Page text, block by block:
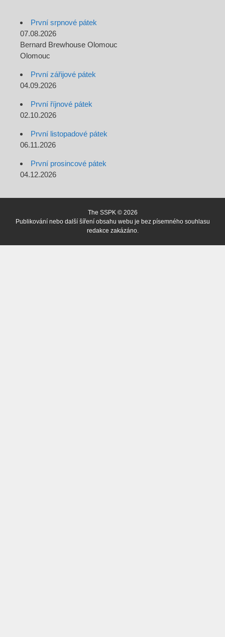
První srpnové pátek
07.08.2026
Bernard Brewhouse Olomouc
Olomouc
První zářijové pátek
04.09.2026
První říjnové pátek
02.10.2026
První listopadové pátek
06.11.2026
První prosincové pátek
04.12.2026
The SSPK © 2026
Publikování nebo další šíření obsahu webu je bez písemného souhlasu
redakce zakázáno.